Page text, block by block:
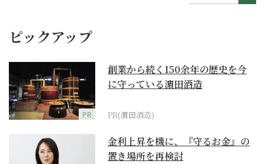
ピックアップ
PR
創業から続く150余年の歴史を今
に守っている濵田酒造
PR(濵田酒造)
金利上昇を機に、『守るお金』の
置き場所を再検討